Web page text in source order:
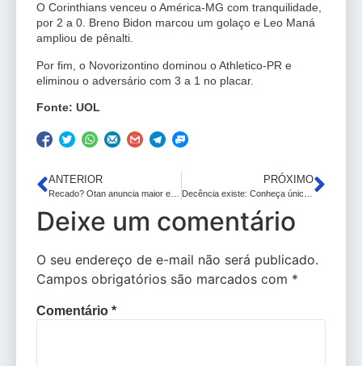
O Corinthians venceu o América-MG com tranquilidade,
por 2 a 0. Breno Bidon marcou um golaço e Leo Maná
ampliou de pênalti.
Por fim, o Novorizontino dominou o Athletico-PR e
eliminou o adversário com 3 a 1 no placar.
Fonte: UOL
ANTERIOR PRÓXIMO
Deixe um comentário
O seu endereço de e-mail não será publicado.
Campos obrigatórios são marcados com *
Comentário *